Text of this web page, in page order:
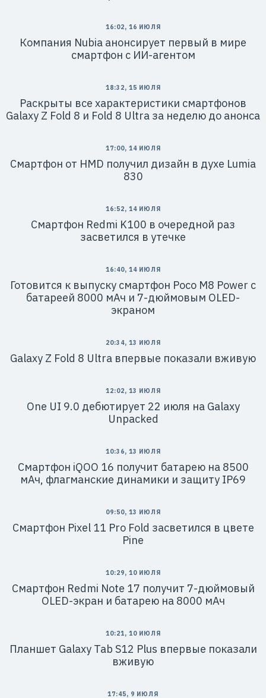
16:02, 16 ИЮЛЯ
Компания Nubia анонсирует первый в мире
смартфон с ИИ-агентом
18:32, 15 ИЮЛЯ
Раскрыты все характеристики смартфонов
Galaxy Z Fold 8 и Fold 8 Ultra за неделю до анонса
17:00, 14 ИЮЛЯ
Смартфон от HMD получил дизайн в духе Lumia
830
16:52, 14 ИЮЛЯ
Смартфон Redmi K100 в очередной раз
засветился в утечке
16:40, 14 ИЮЛЯ
Готовится к выпуску смартфон Poco M8 Power с
батареей 8000 мАч и 7-дюймовым OLED-
экраном
20:34, 13 ИЮЛЯ
Galaxy Z Fold 8 Ultra впервые показали вживую
12:02, 13 ИЮЛЯ
One UI 9.0 дебютирует 22 июля на Galaxy
Unpacked
10:36, 13 ИЮЛЯ
Смартфон iQOO 16 получит батарею на 8500
мАч, флагманские динамики и защиту IP69
09:50, 13 ИЮЛЯ
Смартфон Pixel 11 Pro Fold засветился в цвете
Pine
10:29, 10 ИЮЛЯ
Смартфон Redmi Note 17 получит 7-дюймовый
OLED-экран и батарею на 8000 мАч
10:21, 10 ИЮЛЯ
Планшет Galaxy Tab S12 Plus впервые показали
вживую
17:45, 9 ИЮЛЯ